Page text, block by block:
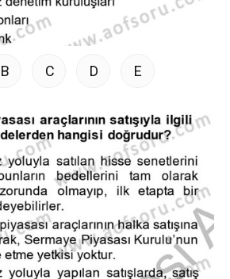
B C D E